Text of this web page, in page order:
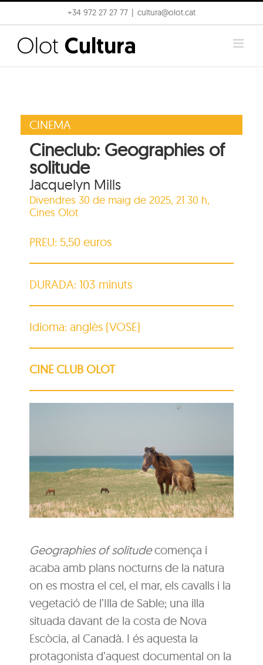
to
content
+34 972 27 27 77 cultura@olot.cat
CINEMA
Cineclub: Geographies of
solitude
Jacquelyn Mills
Divendres 30 de maig de 2025, 21.30 h,
Cines Olot
PREU: 5,50 euros
DURADA: 103 minuts
Idioma: anglès (VOSE)
CINE CLUB OLOT
Geographies of solitudecomença i
acaba amb plans nocturns de la natura
on es mostra el cel, el mar, els cavalls i la
vegetació de l’Illa de Sable; una illa
situada davant de la costa de Nova
Escòcia, al Canadà. I és aquesta la
protagonista d’aquest documental on la